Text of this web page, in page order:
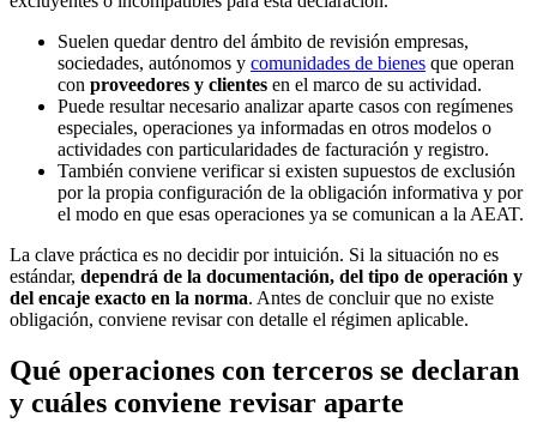
Suelen quedar dentro del ámbito de revisión empresas,
sociedades, autónomos y comunidades de bienes que operan
con proveedores y clientes en el marco de su actividad.
Puede resultar necesario analizar aparte casos con regímenes
especiales, operaciones ya informadas en otros modelos o
actividades con particularidades de facturación y registro.
También conviene verificar si existen supuestos de exclusión
por la propia configuración de la obligación informativa y por
el modo en que esas operaciones ya se comunican a la AEAT.
La clave práctica es no decidir por intuición. Si la situación no es
estándar, dependrá de la documentación, del tipo de operación y
del encaje exacto en la norma. Antes de concluir que no existe
obligación, conviene revisar con detalle el régimen aplicable.
Qué operaciones con terceros se declaran
y cuáles conviene revisar aparte